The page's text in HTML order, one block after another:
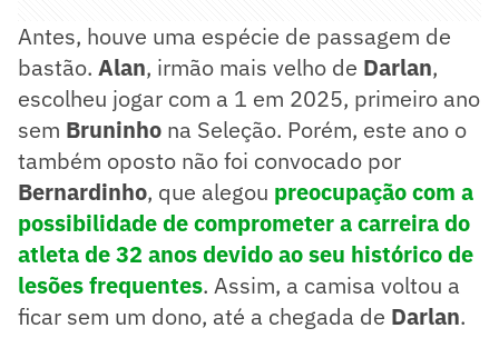
Antes, houve uma espécie de passagem de
bastão. Alan, irmão mais velho de Darlan,
escolheu jogar com a 1 em 2025, primeiro ano
sem Bruninho na Seleção. Porém, este ano o
também oposto não foi convocado por
Bernardinho, que alegou preocupação com a
possibilidade de comprometer a carreira do
atleta de 32 anos devido ao seu histórico de
lesões frequentes. Assim, a camisa voltou a
ficar sem um dono, até a chegada de Darlan.